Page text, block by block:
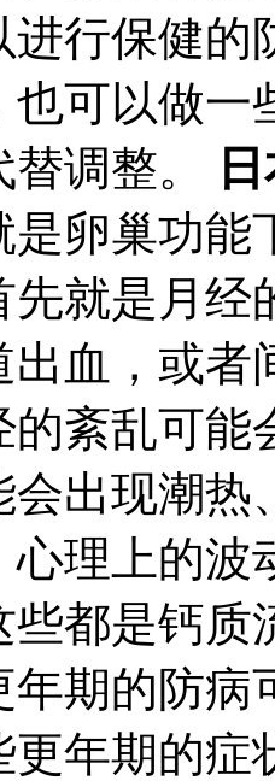
进行保健的
也可以做一
调整。
是卵巢功能
先就是月经
出血，或者
的紊乱可
会出现潮热
心理上的波
些都是钙质
年期的防病
更年期的